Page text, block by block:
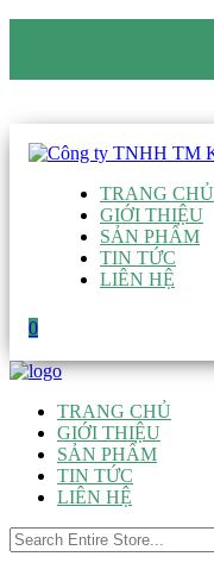
TRANG CHỦ
GIỚI THIỆU
SẢN PHẨM
TIN TỨC
LIÊN HỆ
0
TRANG CHỦ
GIỚI THIỆU
SẢN PHẨM
TIN TỨC
LIÊN HỆ